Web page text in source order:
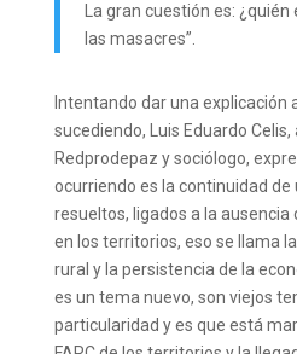
La gran cuestión es:
las masacres”.
Intentando dar una explicación
sucediendo, Luis Eduardo Celis,
Redprodepaz y sociólogo,
ocurriendo es la continuidad
resueltos, ligados a la
en los territorios, eso se llama
rural y la persistencia de la
es un tema nuevo, son viejos
particularidad y es que está